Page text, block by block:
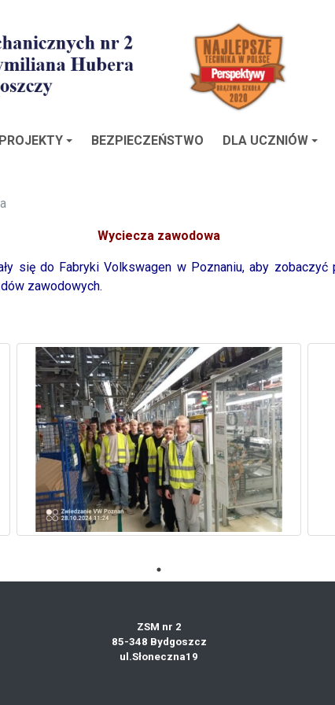
PROJEKTY BEZPIECZEŃSTWO DLA UCZNIÓW
Wyciecza zawodowa
się do Fabryki Volkswagen w Poznaniu, aby zobaczyć
zawodowych.
ZSM nr 2
85-348 Bydgoszcz
ul.Słoneczna19